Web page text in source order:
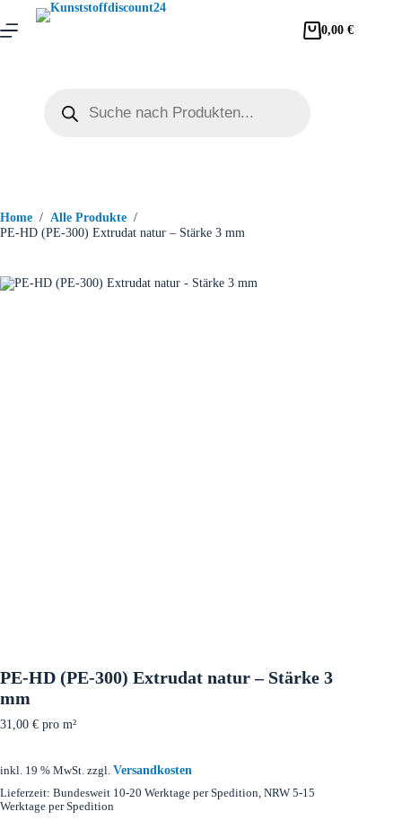
0,00€
Home / Alle Produkte /
PE-HD (PE-300) Extrudat natur – Stärke 3 mm
PE-HD (PE-300) Extrudat natur – Stärke 3
mm
31,00 € pro m²
inkl. 19 % MwSt. zzgl. Versandkosten
Lieferzeit: Bundesweit 10-20 Werktage per Spedition, NRW 5-15
Werktage per Spedition